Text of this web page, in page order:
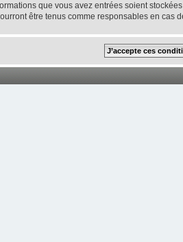
que vous avez entrées soient
être tenus comme responsables en cas